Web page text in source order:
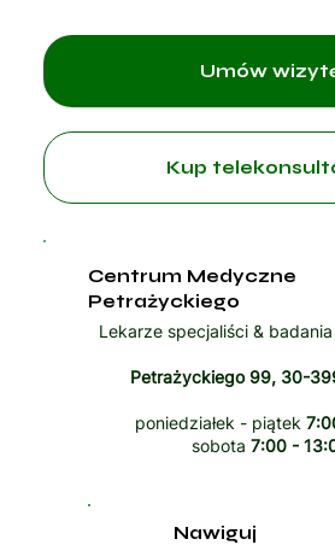
Kup
Centrum Medyczne
Petrażyckiego
Lekarze specjaliści &
Petrażyckiego 99, 30-
poniedziałek - piątek
sobota 7:00 -
Nawiguj
Umów